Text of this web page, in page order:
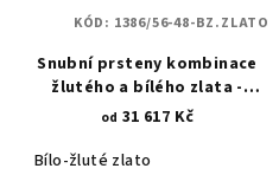
Snubní prsteny kombinace
žlutého a bílého zlata -
broušená kometa 1386
od 31 617 Kč
Bílo-žluté zlato
KÓD: 1386/56-48-BZ.ZLATO